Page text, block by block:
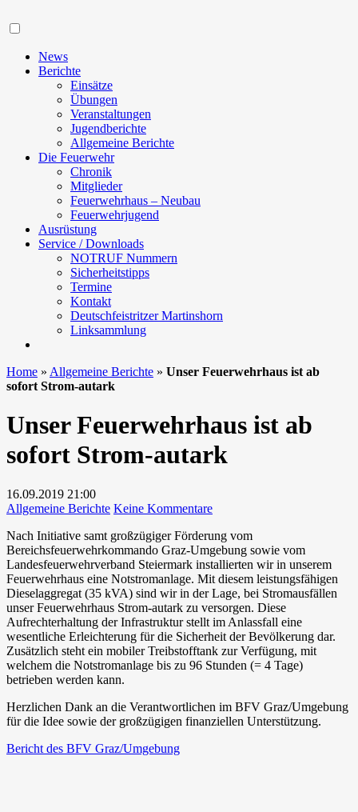
News
Berichte
Einsätze
Übungen
Veranstaltungen
Jugendberichte
Allgemeine Berichte
Die Feuerwehr
Chronik
Mitglieder
Feuerwehrhaus – Neubau
Feuerwehrjugend
Ausrüstung
Service / Downloads
NOTRUF Nummern
Sicherheitstipps
Termine
Kontakt
Deutschfeistritzer Martinshorn
Linksammlung
Home » Allgemeine Berichte » Unser Feuerwehrhaus ist ab
sofort Strom-autark
Unser Feuerwehrhaus ist ab
sofort Strom-autark
16.09.2019 21:00
Allgemeine Berichte Keine Kommentarezu
Feuerwehrhaus
ist
ab
sofort
Strom-
autark
Nach Initiative samt großzügiger Förderung vom
Bereichsfeuerwehrkommando Graz-Umgebung sowie vom
Landesfeuerwehrverband Steiermark installierten wir in unserem
Feuerwehrhaus eine Notstromanlage. Mit diesem leistungsfähigen
Dieselaggregat (35 kVA) sind wir in der Lage, bei Stromausfällen
unser Feuerwehrhaus Strom-autark zu versorgen. Diese
Aufrechterhaltung der Infrastruktur stellt im Anlassfall eine
wesentliche Erleichterung für die Sicherheit der Bevölkerung dar.
Zusätzlich steht ein mobiler Treibstofftank zur Verfügung, mit
welchem die Notstromanlage bis zu 96 Stunden (= 4 Tage)
betrieben werden kann.
Herzlichen Dank an die Verantwortlichen im BFV Graz/Umgebung
für die Idee sowie der großzügigen finanziellen Unterstützung.
Bericht des BFV Graz/Umgebung